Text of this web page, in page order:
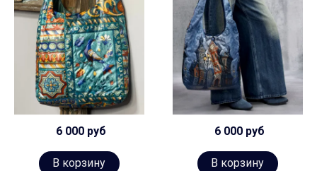
6 000 руб
В корзину
6 000 руб
В корзину